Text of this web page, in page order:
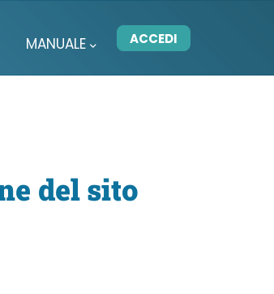
MANUALE ACCEDI
del sito